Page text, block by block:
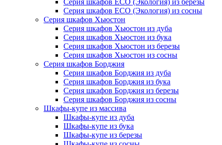
Серия шкафов ECO (Экология) из березы
Серия шкафов ECO (Экология) из сосны
Серия шкафов Хьюстон
Серия шкафов Хьюстон из дуба
Серия шкафов Хьюстон из бука
Серия шкафов Хьюстон из березы
Серия шкафов Хьюстон из сосны
Серия шкафов Борджия
Серия шкафов Борджия из дуба
Серия шкафов Борджия из бука
Серия шкафов Борджия из березы
Серия шкафов Борджия из сосны
Шкафы-купе из массива
Шкафы-купе из дуба
Шкафы-купе из бука
Шкафы-купе из березы